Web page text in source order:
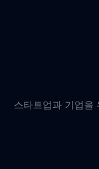
스타트업과 기업을